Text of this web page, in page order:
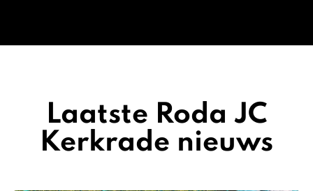
Laatste Roda JC
Kerkrade nieuws